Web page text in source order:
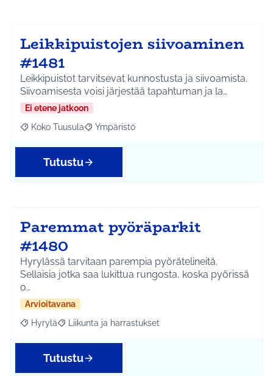
Leikkipuistojen siivoaminen
#1481
Leikkipuistot tarvitsevat kunnostusta ja siivoamista.
Siivoamisesta voisi järjestää tapahtuman ja la…
Ei etene jatkoon
Rajaa tulokset aihepiirin mukaan: Koko Tuusula
Koko Tuusula Rajaa tulokset teeman mukaan: Ympäristö
Ympäristö
Tutustu
Paremmat pyöräparkit
#1480
Hyrylässä tarvitaan parempia pyörätelineitä.
Sellaisia jotka saa lukittua rungosta, koska pyörissä
o…
Arvioitavana
Rajaa tulokset aihepiirin mukaan: Hyrylä
Hyrylä Rajaa tulokset teeman mukaan: Liikunta ja
Liikunta ja harrastukset
Tutustu